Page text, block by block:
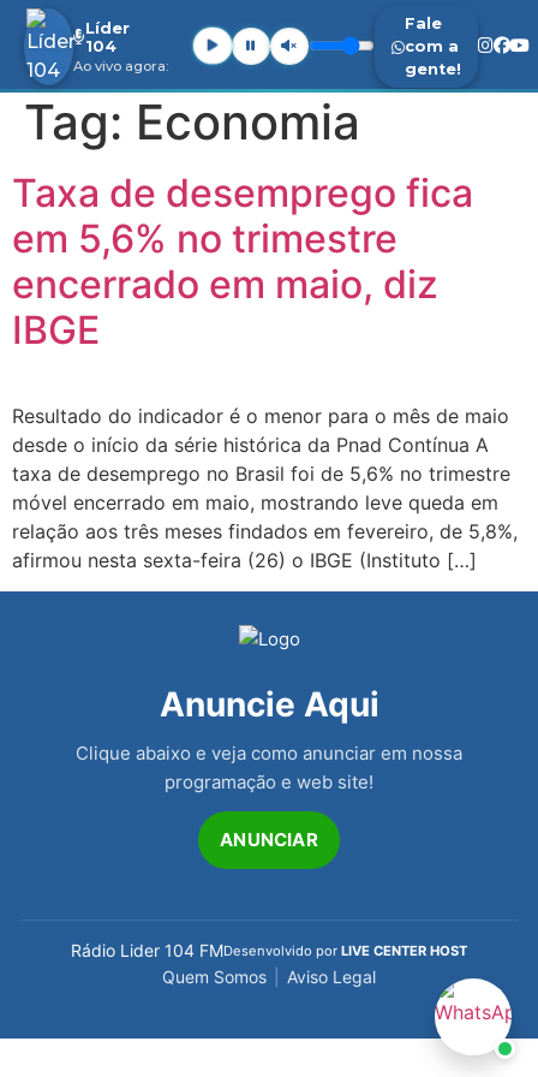
Tag: Economia
Taxa de desemprego fica
em 5,6% no trimestre
encerrado em maio, diz
IBGE
Resultado do indicador é o menor para o mês de maio
desde o início da série histórica da Pnad Contínua A
taxa de desemprego no Brasil foi de 5,6% no trimestre
móvel encerrado em maio, mostrando leve queda em
relação aos três meses findados em fevereiro, de 5,8%,
afirmou nesta sexta-feira (26) o IBGE (Instituto […]
Anuncie Aqui
Clique abaixo e veja como anunciar em nossa
programação e web site!
ANUNCIAR
Rádio Lider 104 FMDesenvolvido por LIVE CENTER HOST
Quem Somos Aviso Legal
Líder
104
Ao vivo agora:
Fale
com a
gente!